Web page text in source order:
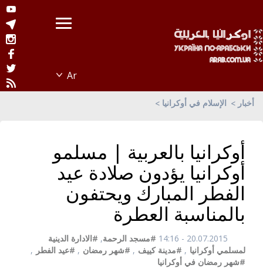
أخبار الإسلام في أوكرانيا
أوكرانيا بالعربية | مسلمو
أوكرانيا يؤدون صلادة عيد
الفطر المبارك ويحتفون
بالمناسبة العطرة
20.07.2015 - 14:16 #مسجد الرحمة, #الادارة الدينية
لمسلمي أوكرانيا , #مدينة كييف , #شهر رمضان , #عيد الفطر ,
#شهر رمضان في أوكرانيا